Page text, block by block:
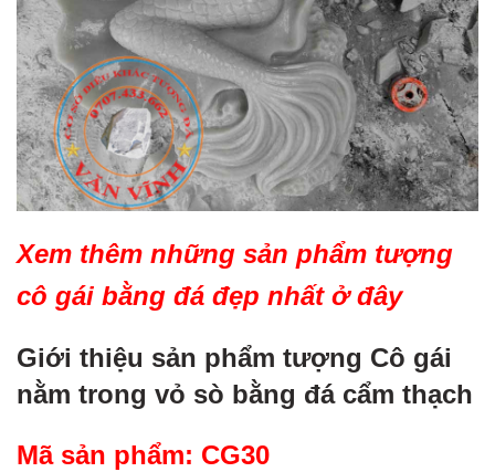
Xem thêm những sản phẩm tượng
cô gái bằng đá đẹp nhất ở đây
Giới thiệu sản phẩm tượng Cô gái
nằm trong vỏ sò bằng đá cẩm thạch
Mã sản phẩm: CG30